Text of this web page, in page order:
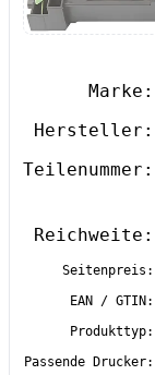
Marke:
Hersteller:
Teilenummer:
Reichweite:
Seitenpreis:
EAN / GTIN:
Produkttyp:
Passende Drucker: